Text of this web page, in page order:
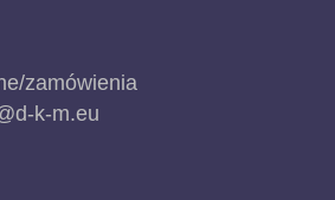
zamówienia
k-m.eu